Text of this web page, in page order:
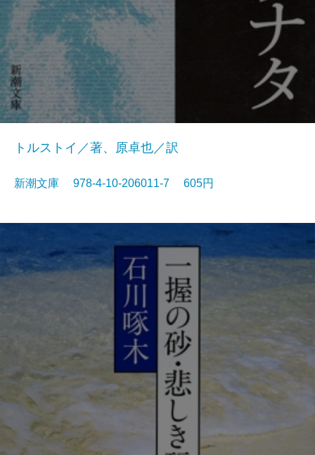
トルストイ／著、原卓也／訳
新潮文庫 978-4-10-206011-7 605円